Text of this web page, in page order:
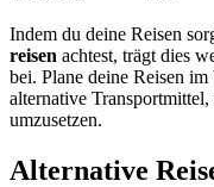
Indem du deine Reisen
reisen achtest, trägt dies
bei. Plane deine Reisen
alternative Transportmittel,
umzusetzen.
Alternative